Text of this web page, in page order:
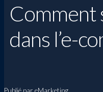
Comment
dans l’e-